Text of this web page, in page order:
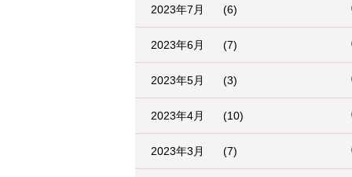
2023年7月 (6)
2023年6月 (7)
2023年5月 (3)
2023年4月 (10)
2023年3月 (7)